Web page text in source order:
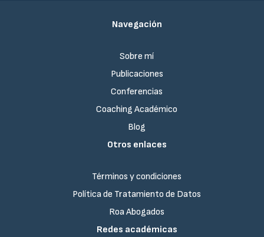
Navegación
Sobre mí
Publicaciones
Conferencias
Coaching Académico
Blog
Otros enlaces
Términos y condiciones
Política de Tratamiento de Datos
Roa Abogados
Redes académicas